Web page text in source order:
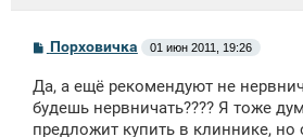
С
б
щ
е
Порховичка 01 июн 2011, 19:26
Да, а ещё рекомендуют не
будешь нервничать???? Я тоже
предложит купить в клиннике, но